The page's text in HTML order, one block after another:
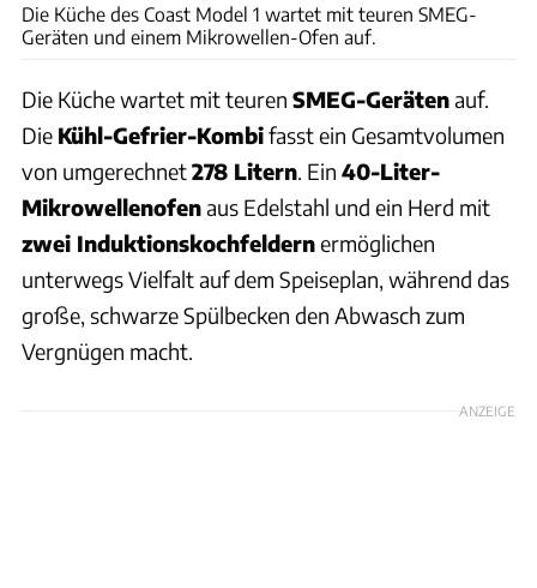
Die Küche des Coast Model 1 wartet mit teuren SMEG-
Geräten und einem Mikrowellen-Ofen auf.
Die Küche wartet mit teuren SMEG-Gerätenauf.
Die Kühl-Gefrier-Kombifasst ein Gesamtvolumen
von umgerechnet278 Litern. Ein 40-Liter-
Mikrowellenofenaus Edelstahl und ein Herd mit
zwei Induktionskochfeldernermöglichen
unterwegs Vielfalt auf dem Speiseplan, während das
große, schwarze Spülbecken den Abwasch zum
Vergnügen macht.
ANZEIGE